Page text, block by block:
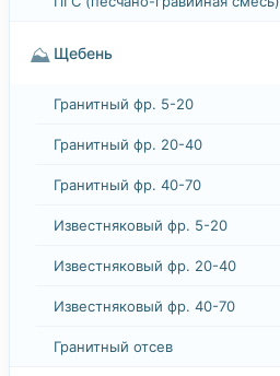
⛰️ Щебень
Гранитный фр. 5-20
Гранитный фр. 20-40
Гранитный фр. 40-70
Известняковый фр. 5-20
Известняковый фр. 20-40
Известняковый фр. 40-70
Гранитный отсев